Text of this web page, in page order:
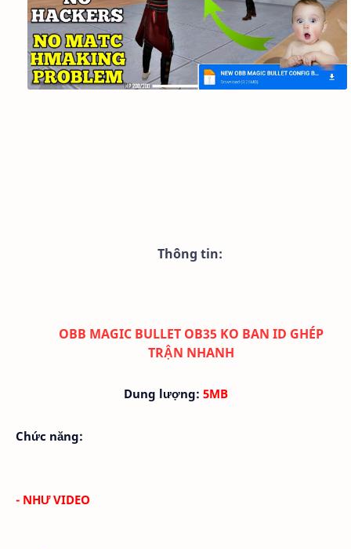
Thông tin:
OBB MAGIC BULLET OB35 KO BAN ID GHÉP
TRẬN NHANH
Dung lượng: 5MB
Chức năng:
- NHƯ VIDEO